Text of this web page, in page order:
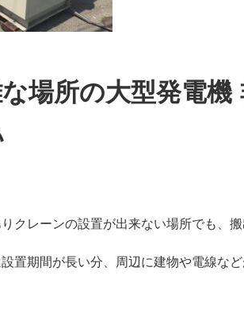
場所の大型発電機
クレーンの設置が出来ない場所でも、搬
置期間が長い分、周辺に建物や電線な